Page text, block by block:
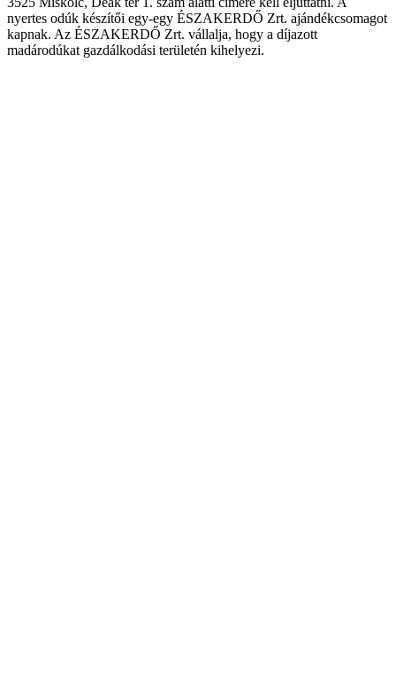
nyertes odúk készítői egy-egy ÉSZAKERDŐ Zrt. ajándékcsomagot
kapnak. Az ÉSZAKERDŐ Zrt. vállalja, hogy a díjazott
madárodúkat gazdálkodási területén kihelyezi.